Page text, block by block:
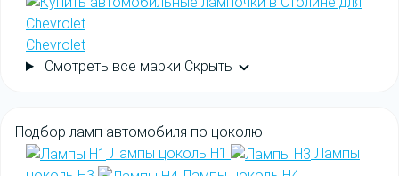
Chevrolet
Смотреть все марки Скрыть
Подбор ламп автомобиля по цоколю
Лампы цоколь H1
Лампы